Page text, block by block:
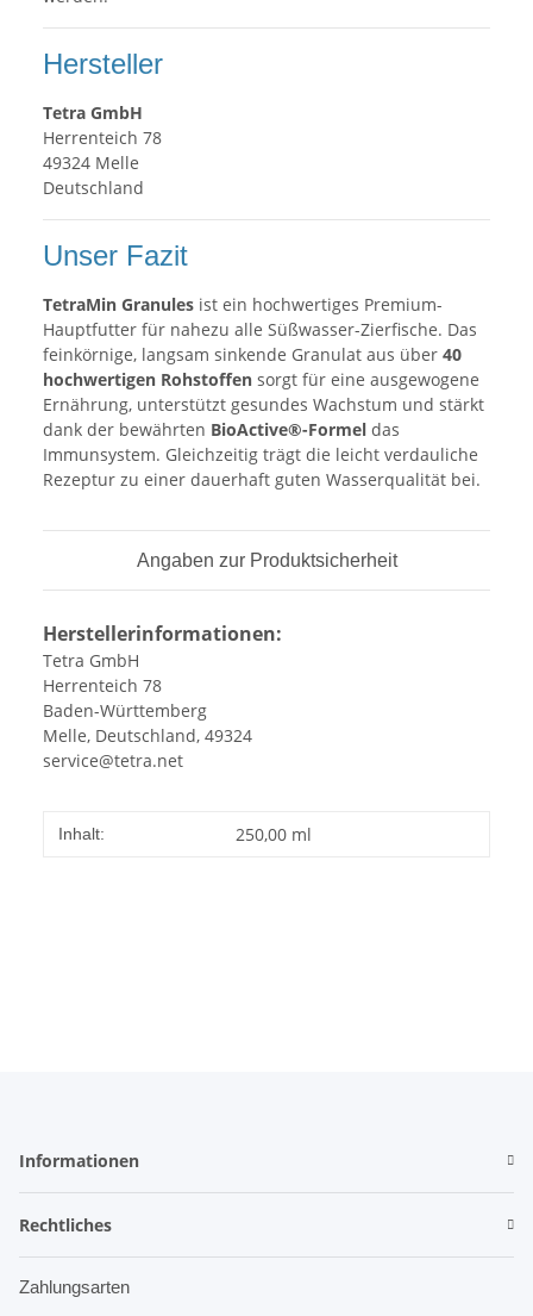
Hersteller
Tetra GmbH
Herrenteich 78
49324 Melle
Deutschland
Unser Fazit
TetraMin Granules ist ein hochwertiges Premium-
Hauptfutter für nahezu alle Süßwasser-Zierfische. Das
feinkörnige, langsam sinkende Granulat aus über 40
hochwertigen Rohstoffen sorgt für eine ausgewogene
Ernährung, unterstützt gesundes Wachstum und stärkt
dank der bewährten BioActive®-Formel das
Immunsystem. Gleichzeitig trägt die leicht verdauliche
Rezeptur zu einer dauerhaft guten Wasserqualität bei.
Angaben zur Produktsicherheit
Herstellerinformationen:
Tetra GmbH
Herrenteich 78
Baden-Württemberg
Melle, Deutschland, 49324
service@tetra.net
Inhalt: 250,00 ml
Informationen
Rechtliches
Zahlungsarten